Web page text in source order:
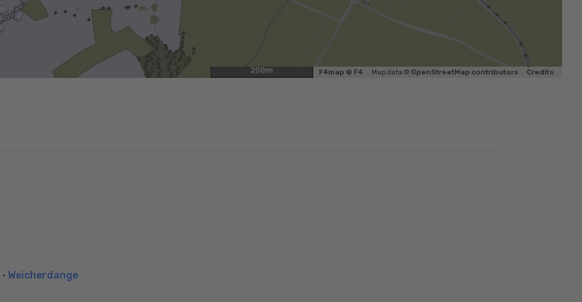
200m F4map © F4 Map data © OpenStreetMap contributors Credits
• Weicherdange